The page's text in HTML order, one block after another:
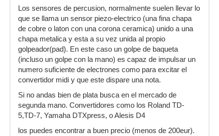
Los sensores de percusion, normalmente suelen llevar lo
que se llama un sensor piezo-electrico (una fina chapa
de cobre o laton con una corona ceramica) unido a una
chapa metalica y esta a su vez unida al propio
golpeador(pad). En este caso un golpe de baqueta
(incluso un golpe con la mano) es capaz de impulsar un
numero suficiente de electrones como para excitar el
convertidor midi y que este dispare una nota.
Si no andas bien de plata busca en el mercado de
segunda mano. Convertidores como los Roland TD-
5,TD-7, Yamaha DTXpress, o Alesis D4
los puedes encontrar a buen precio (menos de 200eur).